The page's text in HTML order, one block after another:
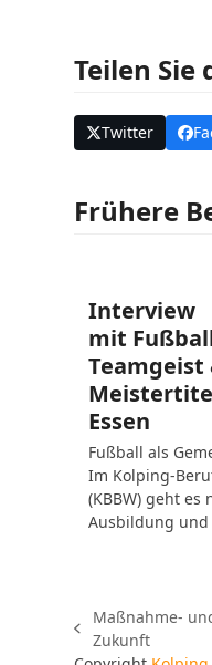
Teilen Sie
Twitter
Frühere
Interview
mit
Teamgeist
Essen
Fußball als
Im Kolping-
(KBBW) geht es
Ausbildung
vorheriger
Maßnahme-
Zukunft